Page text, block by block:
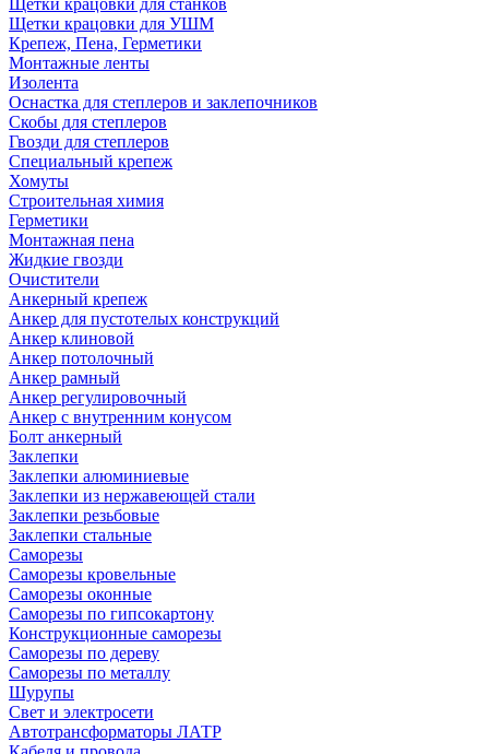
Щетки крацовки для станков
Щетки крацовки для УШМ
Крепеж, Пена, Герметики
Монтажные ленты
Изолента
Оснастка для степлеров и заклепочников
Скобы для степлеров
Гвозди для степлеров
Специальный крепеж
Хомуты
Строительная химия
Герметики
Монтажная пена
Жидкие гвозди
Очистители
Анкерный крепеж
Анкер для пустотелых конструкций
Анкер клиновой
Анкер потолочный
Анкер рамный
Анкер регулировочный
Анкер с внутренним конусом
Болт анкерный
Заклепки
Заклепки алюминиевые
Заклепки из нержавеющей стали
Заклепки резьбовые
Заклепки стальные
Саморезы
Саморезы кровельные
Саморезы оконные
Саморезы по гипсокартону
Конструкционные саморезы
Саморезы по дереву
Саморезы по металлу
Шурупы
Свет и электросети
Автотрансформаторы ЛАТР